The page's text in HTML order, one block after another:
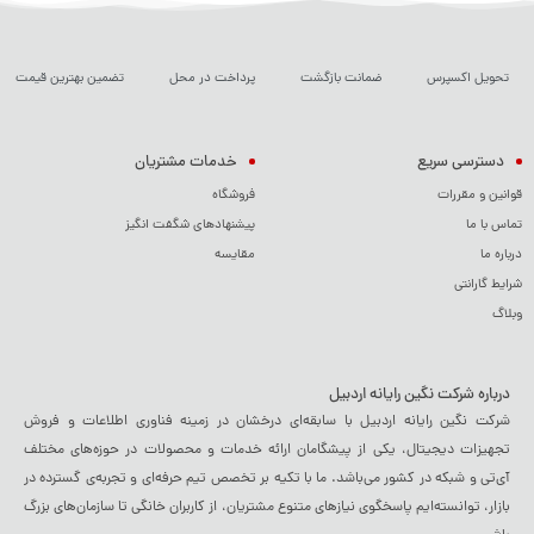
تحویل اکسپرس ضمانت بازگشت پرداخت در محل تضمین بهترین قیمت
دسترسی سریع
قوانین و مقررات
تماس با ما
درباره ما
شرایط گارانتی
وبلاگ
خدمات مشتریان
فروشگاه
پیشنهادهای شگفت انگیز
مقایسه
درباره شرکت نگین رایانه اردبیل
شرکت نگین رایانه اردبیل با سابقه‌ای درخشان در زمینه فناوری اطلاعات و فروش
تجهیزات دیجیتال، یکی از پیشگامان ارائه خدمات و محصولات در حوزه‌های مختلف
آی‌تی و شبکه در کشور می‌باشد. ما با تکیه بر تخصص تیم حرفه‌ای و تجربه‌ی گسترده در
بازار، توانسته‌ایم پاسخگوی نیازهای متنوع مشتریان، از کاربران خانگی تا سازمان‌های بزرگ